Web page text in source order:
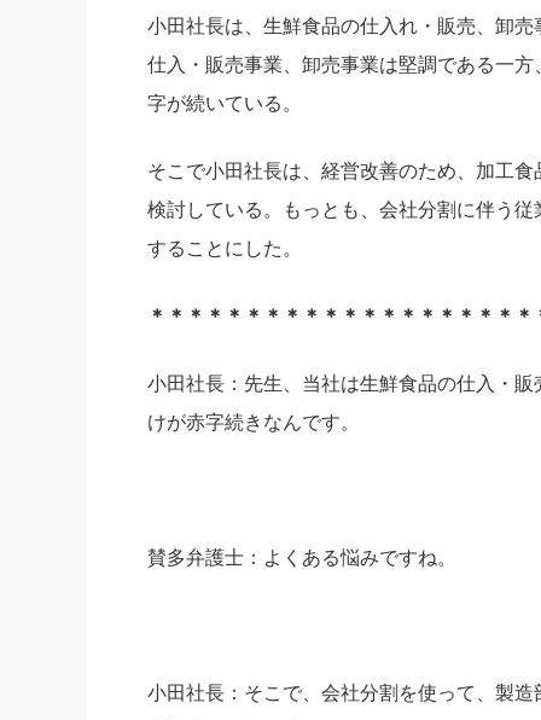
社長の
酒井英
小田社長は、生鮮食品の仕入れ・販売、卸
仕入・販売事業、卸売事業は堅調である一
字が続いている。
そこで小田社長は、経営改善のため、加工
検討している。もっとも、会社分割に伴う
することにした。
＊＊＊＊＊＊＊＊＊＊＊＊＊＊＊＊＊＊＊＊
小田社長：先生、当社は生鮮食品の仕入・
けが赤字続きなんです。
賛多弁護士：よくある悩みですね。
小田社長：そこで、会社分割を使って、製